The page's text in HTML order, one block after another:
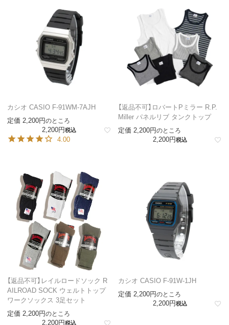
カシオ CASIO F-91WM-7AJH
定価 2,200 のところ
2,200 税込
4.00
【返品不可】ロバートPミラー R.P.
Miller パネルリブ タンクトップ
定価 2,200 のところ
2,200 税込
【返品不可】レイルロードソック R
AILROAD SOCK ウェルトトップ
ワークソックス 3足セット
定価 2,200 のところ
2,200 税込
カシオ CASIO F-91W-1JH
定価 2,200 のところ
2,200 税込